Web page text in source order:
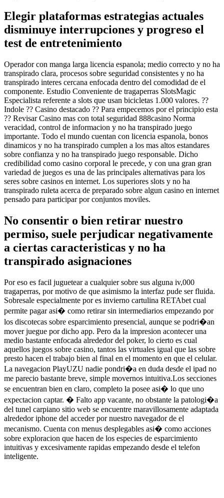
Elegir plataformas estrategias actuales
disminuye interrupciones y progreso el
test de entretenimiento
Operador con manga larga licencia espanola; medio correcto y no ha
transpirado clara, procesos sobre seguridad consistentes y no ha
transpirado interes cercana enfocada dentro del comodidad de el
componente. Estudio Conveniente de tragaperras SlotsMagic
Especialista referente a slots que usan bicicletas 1.000 valores. ??
Indole ?? Casino destacado ?? Para empecemos por el principio esta
?? Revisar Casino mas con total seguridad 888casino Norma
veracidad, control de informacion y no ha transpirado juego
importante. Todo el mundo cuentan con licencia espanola, bonos
dinamicos y no ha transpirado cumplen a los mas altos estandares
sobre confianza y no ha transpirado juego responsable. Dicho
credibilidad como casino corporal le precede, y con una gran gran
variedad de juegos es una de las principales alternativas para los
seres sobre casinos en internet. Los superiores slots y no ha
transpirado ruleta acerca de preparado sobre algun casino en internet
pensado para participar por conjuntos moviles.
No consentir o bien retirar nuestro
permiso, suele perjudicar negativamente
a ciertas caracteristicas y no ha
transpirado asignaciones
Por eso es facil juguetear a cualquier sobre sus alguna iv,000
tragaperras, por motivo de que asimismo la interfaz pude ser fluida.
Sobresale especialmente por es invierno cartulina RETAbet cual
permite pagar asi� como retirar sin intermediarios empezando por
los discotecas sobre esparcimiento presencial, aunque se podri�an
mover juegue por dicho app. Pero da la impresion acontecer una
medio bastante enfocada alrededor del poker, lo cierto es cual
aquellos juegos sobre casino, tantos las virtuales igual que las sobre
presto hacen el trabajo bien al final en el momento en que el celular.
La navegacion PlayUZU nadie pondri�a en duda desde el ipad no
me parecio bastante breve, simple movernos intuitiva.Los secciones
se encuentran bien en claro, completo la posee asi� lo que uno
expectacion captar. � Falto app vacante, no obstante la patologi�a
del tunel carpiano sitio web se encuentre maravillosamente adaptada
alrededor iphone del acceder por nuestro navegador de el
mecanismo. Cuenta con menus desplegables asi� como acciones
sobre exploracion que hacen de los especies de esparcimiento
intuitivas y excesivamente rapidas empezando desde el telefon
inteligente.